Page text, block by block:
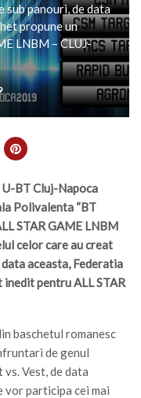
sub panouri, de data
propune un
LNBM – CLUJ-
U-BT Cluj-Napoca
Polivalenta “BT
STAR GAME LNBM
celor care au creat
aceasta, Federatia
inedit pentru ALL STAR
baschetul romanesc
de genul
vs. Vest, de data
vor participa cei mai